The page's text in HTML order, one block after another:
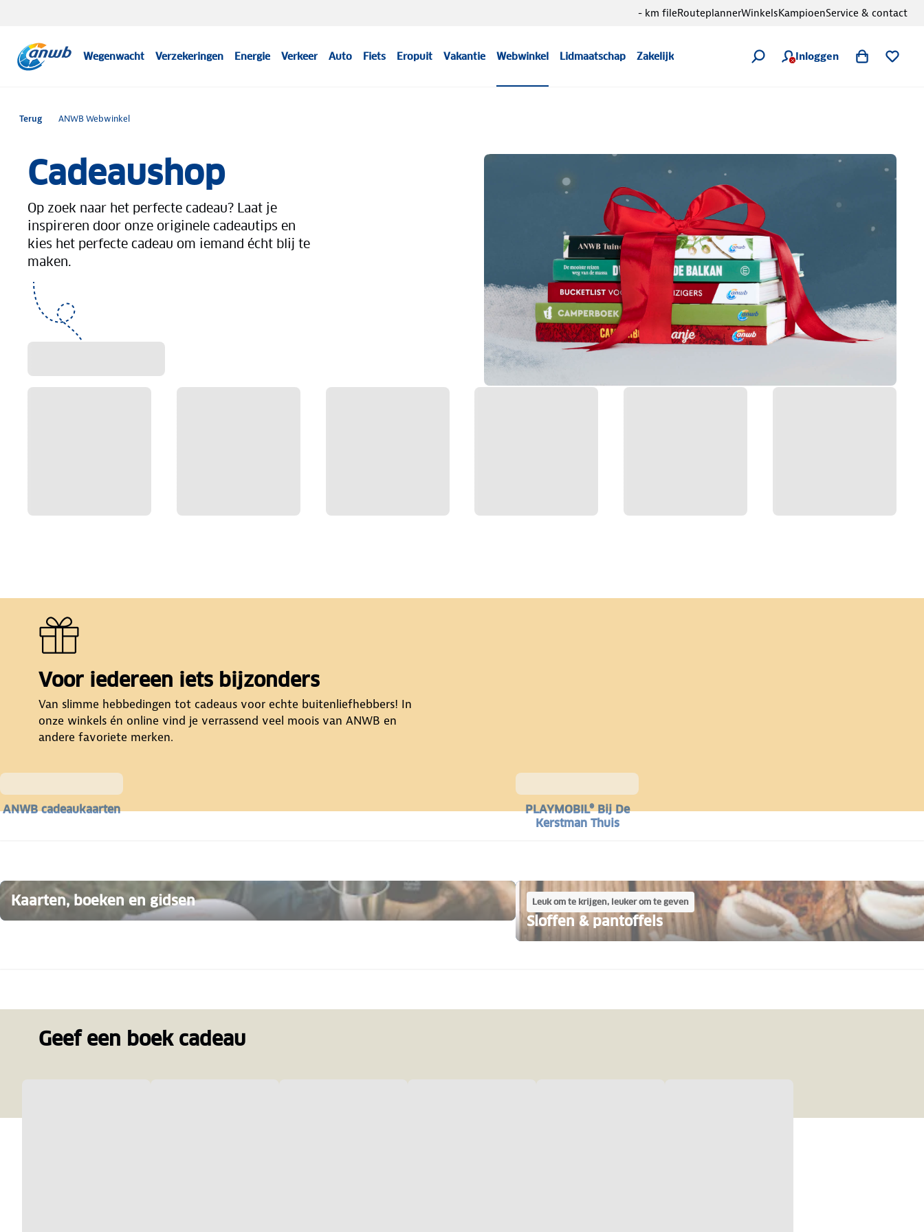
Wegenwacht Verzekeringen Energie Verkeer Auto Fiets Eropuit Vakantie Webwinkel Lidmaatschap Zakelijk Inloggen
- km fileRouteplannerWinkelsKampioenService & contact
Terug ANWB Webwinkel
Cadeaushop
Op zoek naar het perfecte cadeau? Laat je
inspireren door onze originele cadeautips en
kies het perfecte cadeau om iemand écht blij te
maken.
Voor iedereen iets bijzonders
Van slimme hebbedingen tot cadeaus voor echte buitenliefhebbers! In
onze winkels én online vind je verrassend veel moois van ANWB en
andere favoriete merken.
ANWB cadeaukaarten
PLAYMOBIL® Bij De
Kerstman Thuis
Kaarten, boeken en gidsen Leuk om te krijgen, leuker om te geven
Sloffen & pantoffels
Geef een boek cadeau